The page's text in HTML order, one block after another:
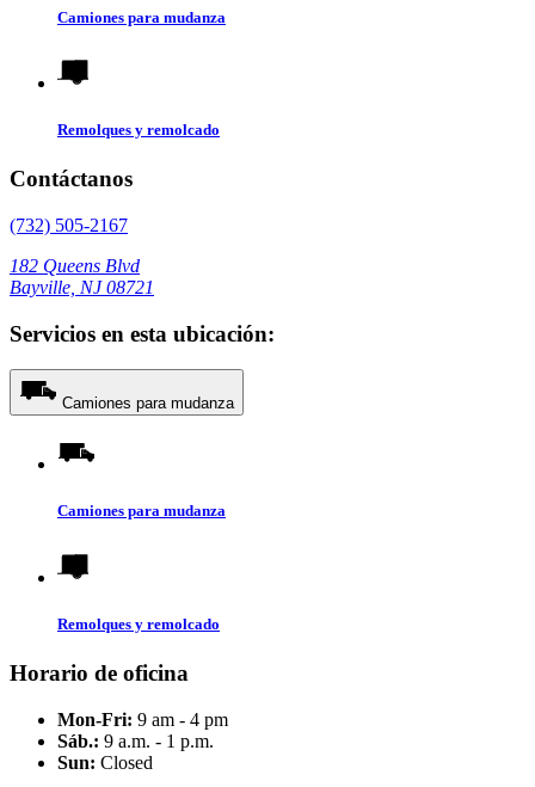
Camiones para mudanza
Remolques y remolcado
Contáctanos
(732) 505-2167
182 Queens Blvd
Bayville, NJ 08721
Servicios en esta ubicación:
Camiones para mudanza
Camiones para mudanza
Remolques y remolcado
Horario de oficina
Mon-Fri: 9 am - 4 pm
Sáb.: 9 a.m. - 1 p.m.
Sun: Closed